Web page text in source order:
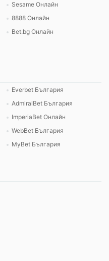
Sesame Онлайн
8888 Онлайн
Bet.bg Онлайн
Everbet България
AdmiralBet България
ImperiaBet Онлайн
WebBet България
MyBet България